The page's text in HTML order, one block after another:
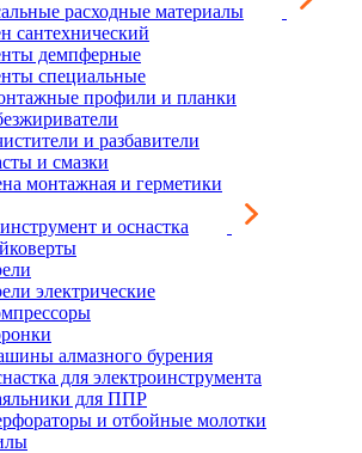
расходные материалы
сантехнический
демпферные
специальные
профили и планки
и разбавители
и смазки
монтажная и герметики
и оснастка
электрические
алмазного бурения
для электроинструмента
для ППР
и отбойные молотки